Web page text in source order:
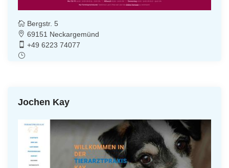
Bergstr. 5
69151 Neckargemünd
+49 6223 74077
Jochen Kay